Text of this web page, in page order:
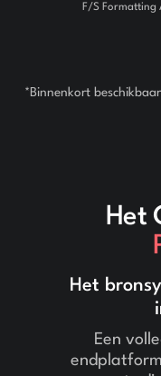
F/S Formatting
*Binnenkort beschikbaar
Het
Het
Een